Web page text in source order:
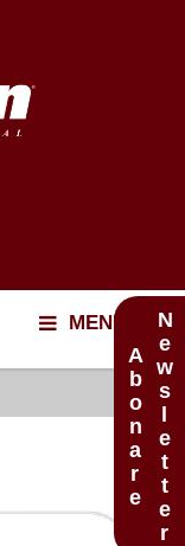
MENU Newsletter
Abonare